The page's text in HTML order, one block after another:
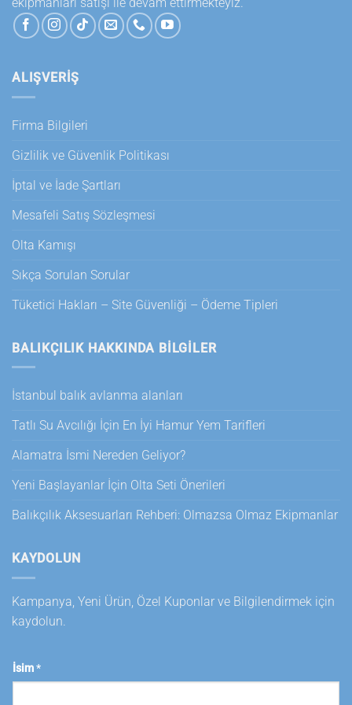
ALIŞVERİŞ
Firma Bilgileri
Gizlilik ve Güvenlik Politikası
İptal ve İade Şartları
Mesafeli Satış Sözleşmesi
Olta Kamışı
Sıkça Sorulan Sorular
Tüketici Hakları – Site Güvenliği – Ödeme Tipleri
BALIKÇILIK HAKKINDA BILGILER
İstanbul balık avlanma alanları
Tatlı Su Avcılığı İçin En İyi Hamur Yem Tarifleri
Alamatra İsmi Nereden Geliyor?
Yeni Başlayanlar İçin Olta Seti Önerileri
Balıkçılık Aksesuarları Rehberi: Olmazsa Olmaz Ekipmanlar
KAYDOLUN
Kampanya, Yeni Ürün, Özel Kuponlar ve Bilgilendirmek için
kaydolun.
İsim*